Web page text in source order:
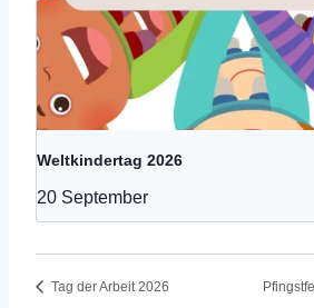
Weltkindertag 2026
20 September
Tag der Arbeit 2026